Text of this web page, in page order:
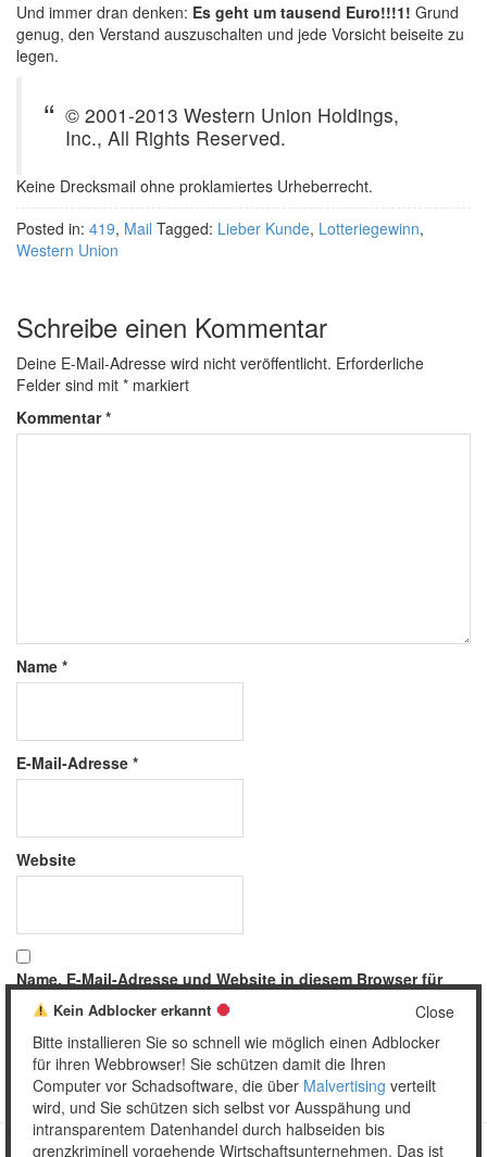
Und immer dran denken: Es geht um tausend Euro!!!1! Grund
genug, den Verstand auszuschalten und jede Vorsicht beiseite zu
legen.
© 2001-2013 Western Union Holdings,
Inc., All Rights Reserved.
Keine Drecksmail ohne proklamiertes Urheberrecht.
Posted in: 419, Mail Tagged: Lieber Kunde, Lotteriegewinn,
Western Union
Schreibe einen Kommentar
Deine E-Mail-Adresse wird nicht veröffentlicht. Erforderliche
Felder sind mit * markiert
Kommentar*
Name *
E-Mail-Adresse *
Website
Name, E-Mail-Adresse und Website in diesem Browser für
meinen nächsten Kommentar speichern.
Close
Kein Adblocker erkannt
Bitte installieren Sie so schnell wie möglich einen Adblocker
für ihren Webbrowser! Sie schützen damit die Ihren
Computer vor Schadsoftware, die über Malvertising verteilt
wird, und Sie schützen sich selbst vor Ausspähung und
intransparentem Datenhandel durch halbseiden bis
grenzkriminell vorgehende Wirtschaftsunternehmen. Das ist